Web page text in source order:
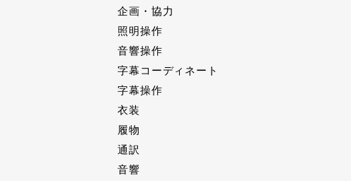
企画・協力
照明操作
音響操作
字幕コーディネート
字幕操作
衣装
履物
通訳
音響